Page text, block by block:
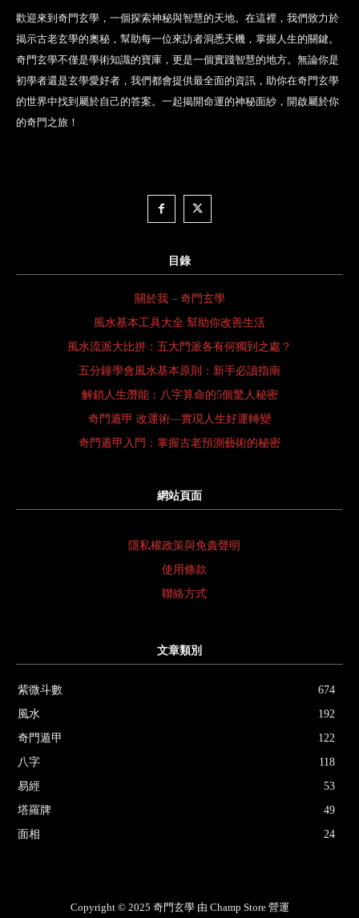
歡迎來到奇門玄學，一個探索神秘與智慧的天地。在這裡，我們致力於
揭示古老玄學的奧秘，幫助每一位來訪者洞悉天機，掌握人生的關鍵。
奇門玄學不僅是學術知識的寶庫，更是一個實踐智慧的地方。無論你是
初學者還是玄學愛好者，我們都會提供最全面的資訊，助你在奇門玄學
的世界中找到屬於自己的答案。一起揭開命運的神秘面紗，開啟屬於你
的奇門之旅！
目錄
關於我 – 奇門玄學
風水基本工具大全 幫助你改善生活
風水流派大比拼：五大門派各有何獨到之處？
五分鐘學會風水基本原則：新手必讀指南
解鎖人生潛能：八字算命的5個驚人秘密
奇門遁甲 改運術—實現人生好運轉變
奇門遁甲入門：掌握古老預測藝術的秘密
網站頁面
隱私權政策與免責聲明
使用條款
聯絡方式
文章類別
紫微斗數
674
風水
192
奇門遁甲
122
八字
118
易經
53
塔羅牌
49
面相
24
Copyright © 2025 奇門玄學 由 Champ Store 營運